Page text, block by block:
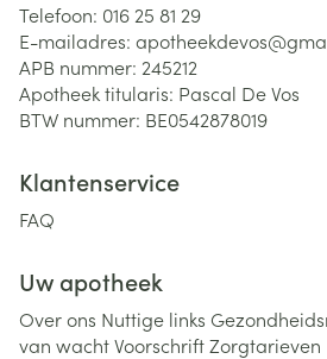
Telefoon: 016 25 81 29
E-mailadres: apotheekdevos@
APB nummer: 245212
Apotheek titularis: Pascal De Vos
BTW nummer: BE0542878019
Klantenservice
FAQ
Uw apotheek
Over ons Nuttige links
van wachtVoorschriftZorgtarieven